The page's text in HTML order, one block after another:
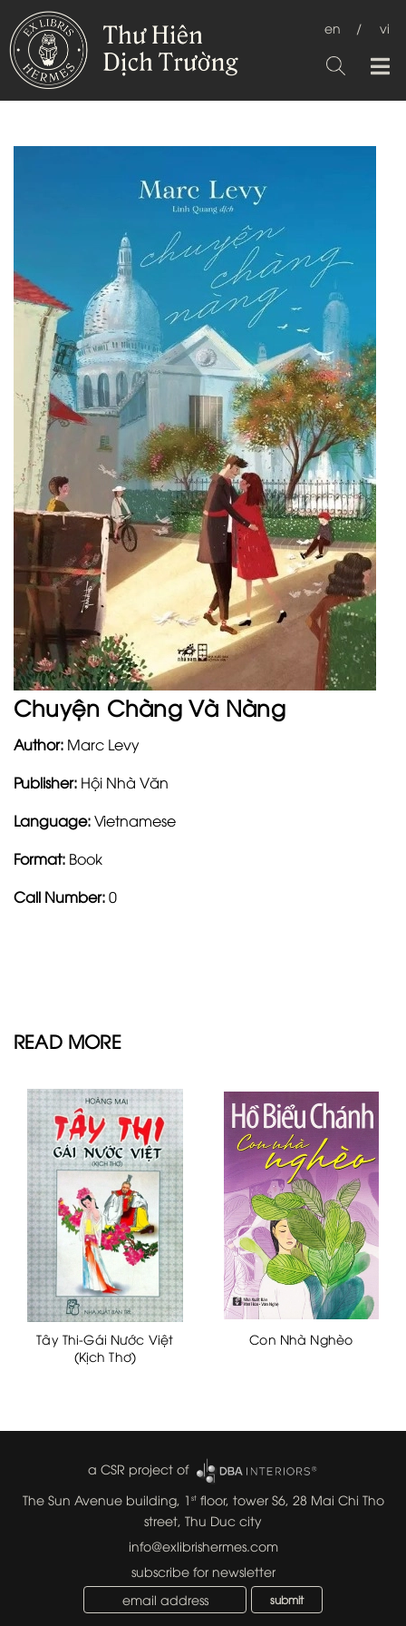
en / vi
Chuyện Chàng Và Nàng
Author: Marc Levy
Publisher: Hội Nhà Văn
Language:Vietnamese
Format: Book
Call Number:0
READ MORE
Tây Thi-Gái Nước Việt
(Kịch Thơ)
Con Nhà Nghèo
a CSR project of
The Sun Avenue building, 1 stfloor, tower S6, 28 Mai Chi Tho
street, Thu Duc city
info@exlibrishermes.com
subscribe for newsletter
submit